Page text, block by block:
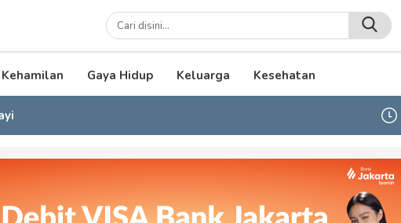
Milenial
Kehamilan Gaya Hidup Keluarga Kesehatan